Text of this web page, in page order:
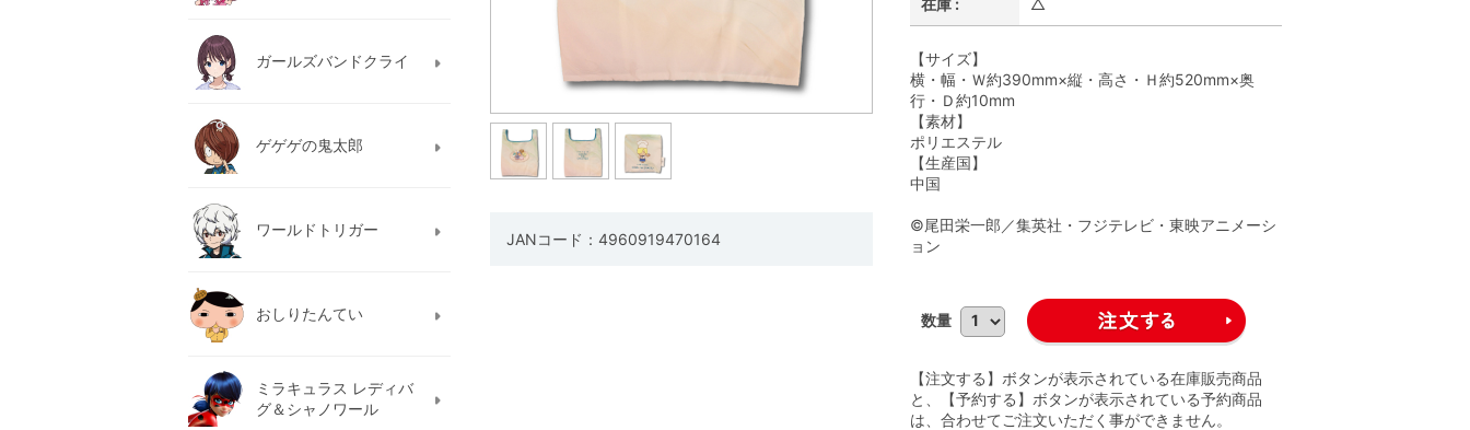
JANコード：4960919470164
在庫 : △
【サイズ】
横・幅・Ｗ約390mm×縦・高さ・Ｈ約520mm×奥
行・Ｄ約10mm
【素材】
ポリエステル
【生産国】
中国
©尾田栄一郎／集英社・フジテレビ・東映アニメーシ
ョン
数量
【注文する】ボタンが表示されている在庫販売商品
と、【予約する】ボタンが表示されている予約商品
は、合わせてご注文いただく事ができません。
ガールズバンドクライ
ゲゲゲの鬼太郎
ワールドトリガー
おしりたんてい
ミラキュラス レディバ
グ＆シャノワール